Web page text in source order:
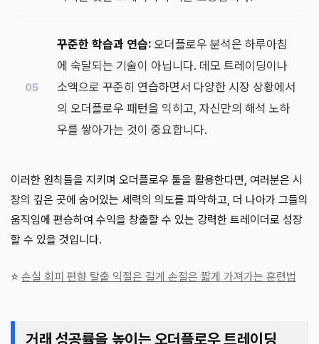
꾸준한 학습과 연습: 오더플로우 분석은 하루아침
에 숙달되는 기술이 아닙니다. 데모 트레이딩이나
소액으로 꾸준히 연습하면서 다양한 시장 상황에서
의 오더플로우 패턴을 익히고, 자신만의 해석 노하
우를 쌓아가는 것이 중요합니다.
이러한 원칙들을 지키며 오더플로우 툴을 활용한다면, 여러분은 시
장의 깊은 곳에 숨어있는 세력의 의도를 파악하고, 더 나아가 그들의
움직임에 편승하여 수익을 창출할 수 있는 강력한 트레이더로 성장
할 수 있을 것입니다.
⭐ 손실 회피 편향 탈출 익절은 길게 손절은 짧게 가져가는 훈련법
거래 성공률을 높이는 오더플로우 트레이딩